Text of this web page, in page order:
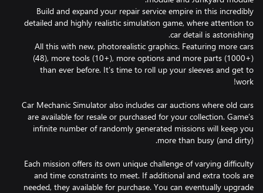
Build and expand your repair service empire in this incredibly
detailed and highly realistic simulation game, where attention to
All this with new, photorealistic graphics. Featuring more cars
(48), more tools (10+), more options and more parts (1000+)
than ever before. It’s time to roll up your sleeves and get to
Car Mechanic Simulator also includes car auctions where old cars
are available for resale or purchased for your collection. Game’s
infinite number of randomly generated missions will keep you
Each mission offers its own unique challenge of varying difficulty
and time constraints to meet. If additional and extra tools are
needed, they available for purchase. You can eventually upgrade